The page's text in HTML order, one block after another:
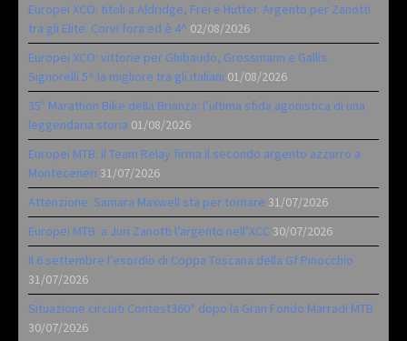
Europei XCO: titoli a Aldridge, Frei e Hutter. Argento per Zanotti
tra gli Elite. Corvi fora ed è 4^ 02/08/2026
Europei XCO: vittorie per Ghibaudo, Grossmann e Gallis.
Signorelli 5^ la migliore tra gli italiani 01/08/2026
35ª Marathon Bike della Brianza: l’ultima sfida agonistica di una
leggendaria storia 01/08/2026
Europei MTB: il Team Relay firma il secondo argento azzurro a
Monteceneri 31/07/2026
Attenzione: Samara Maxwell sta per tornare 31/07/2026
Europei MTB: a Juri Zanotti l’argento nell’XCC 30/07/2026
Il 6 settembre l’esordio di Coppa Toscana della Gf Pinocchio
31/07/2026
Situazione circuiti Contest360° dopo la Gran Fondo Marradi MTB
30/07/2026